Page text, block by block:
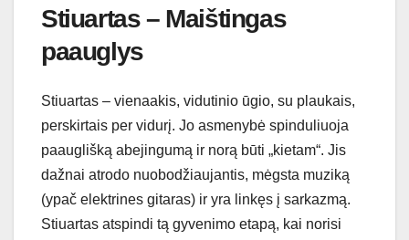
Stiuartas – Maištingas
paauglys
Stiuartas – vienaakis, vidutinio ūgio, su plaukais,
perskirtais per vidurį. Jo asmenybė spinduliuoja
paauglišką abejingumą ir norą būti „kietam“. Jis
dažnai atrodo nuobodžiaujantis, mėgsta muziką
(ypač elektrines gitaras) ir yra linkęs į sarkazmą.
Stiuartas atspindi tą gyvenimo etapą, kai norisi